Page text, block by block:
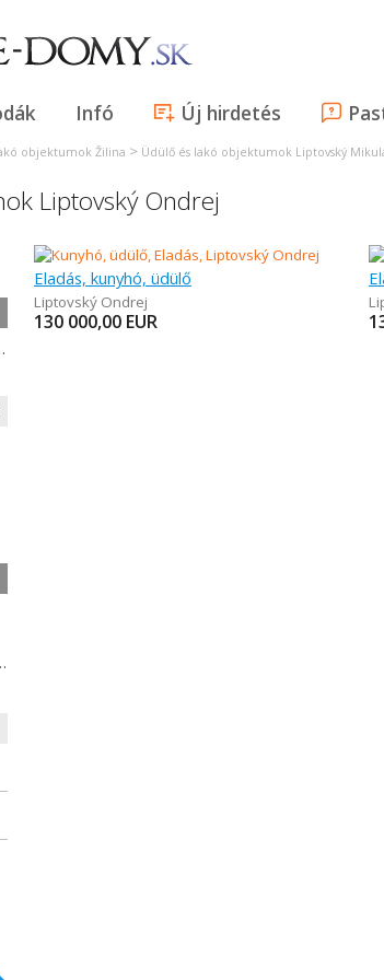
Infó Új hirdetés
objektumok Žilina > Üdülő és lakó objektumok Liptovský
Liptovský Ondrej
Eladás, kunyhó, üdülő
Liptovský Ondrej
130 000,00 EUR